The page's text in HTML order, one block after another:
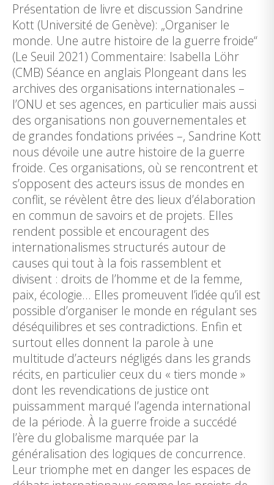
Présentation de livre et discussion Sandrine
Kott (Université de Genève): „Organiser le
monde. Une autre histoire de la guerre froide“
(Le Seuil 2021) Commentaire: Isabella Löhr
(CMB) Séance en anglais Plongeant dans les
archives des organisations internationales –
l’ONU et ses agences, en particulier mais aussi
des organisations non gouvernementales et
de grandes fondations privées –, Sandrine Kott
nous dévoile une autre histoire de la guerre
froide. Ces organisations, où se rencontrent et
s’opposent des acteurs issus de mondes en
conflit, se révèlent être des lieux d’élaboration
en commun de savoirs et de projets. Elles
rendent possible et encouragent des
internationalismes structurés autour de
causes qui tout à la fois rassemblent et
divisent : droits de l’homme et de la femme,
paix, écologie… Elles promeuvent l’idée qu’il est
possible d’organiser le monde en régulant ses
déséquilibres et ses contradictions. Enfin et
surtout elles donnent la parole à une
multitude d’acteurs négligés dans les grands
récits, en particulier ceux du « tiers monde »
dont les revendications de justice ont
puissamment marqué l’agenda international
de la période. À la guerre froide a succédé
l’ère du globalisme marquée par la
généralisation des logiques de concurrence.
Leur triomphe met en danger les espaces de